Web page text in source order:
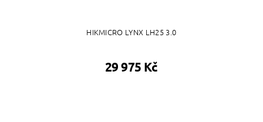
HIKMICRO LYNX LH25 3.0
29 975 Kč